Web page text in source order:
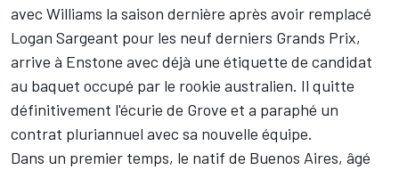
avec Williams la saison dernière après avoir remplacé
Logan Sargeant pour les neuf derniers Grands Prix,
arrive à Enstone avec déjà une étiquette de candidat
au baquet occupé par le rookie australien. Il quitte
définitivement l'écurie de Grove et a paraphé un
contrat pluriannuel avec sa nouvelle équipe.
Dans un premier temps, le natif de Buenos Aires, âgé